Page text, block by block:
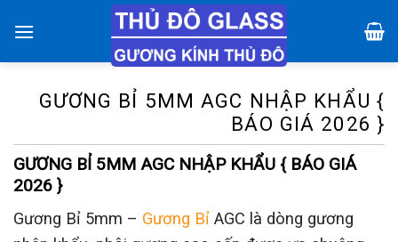
đến
GƯƠNG BỈ 5MM AGC NHẬP KHẨU {
BÁO GIÁ 2026 }
GƯƠNG BỈ 5MM AGC NHẬP KHẨU { BÁO GIÁ
2026 }
Gương Bỉ 5mm – Gương Bỉ AGC là dòng gương